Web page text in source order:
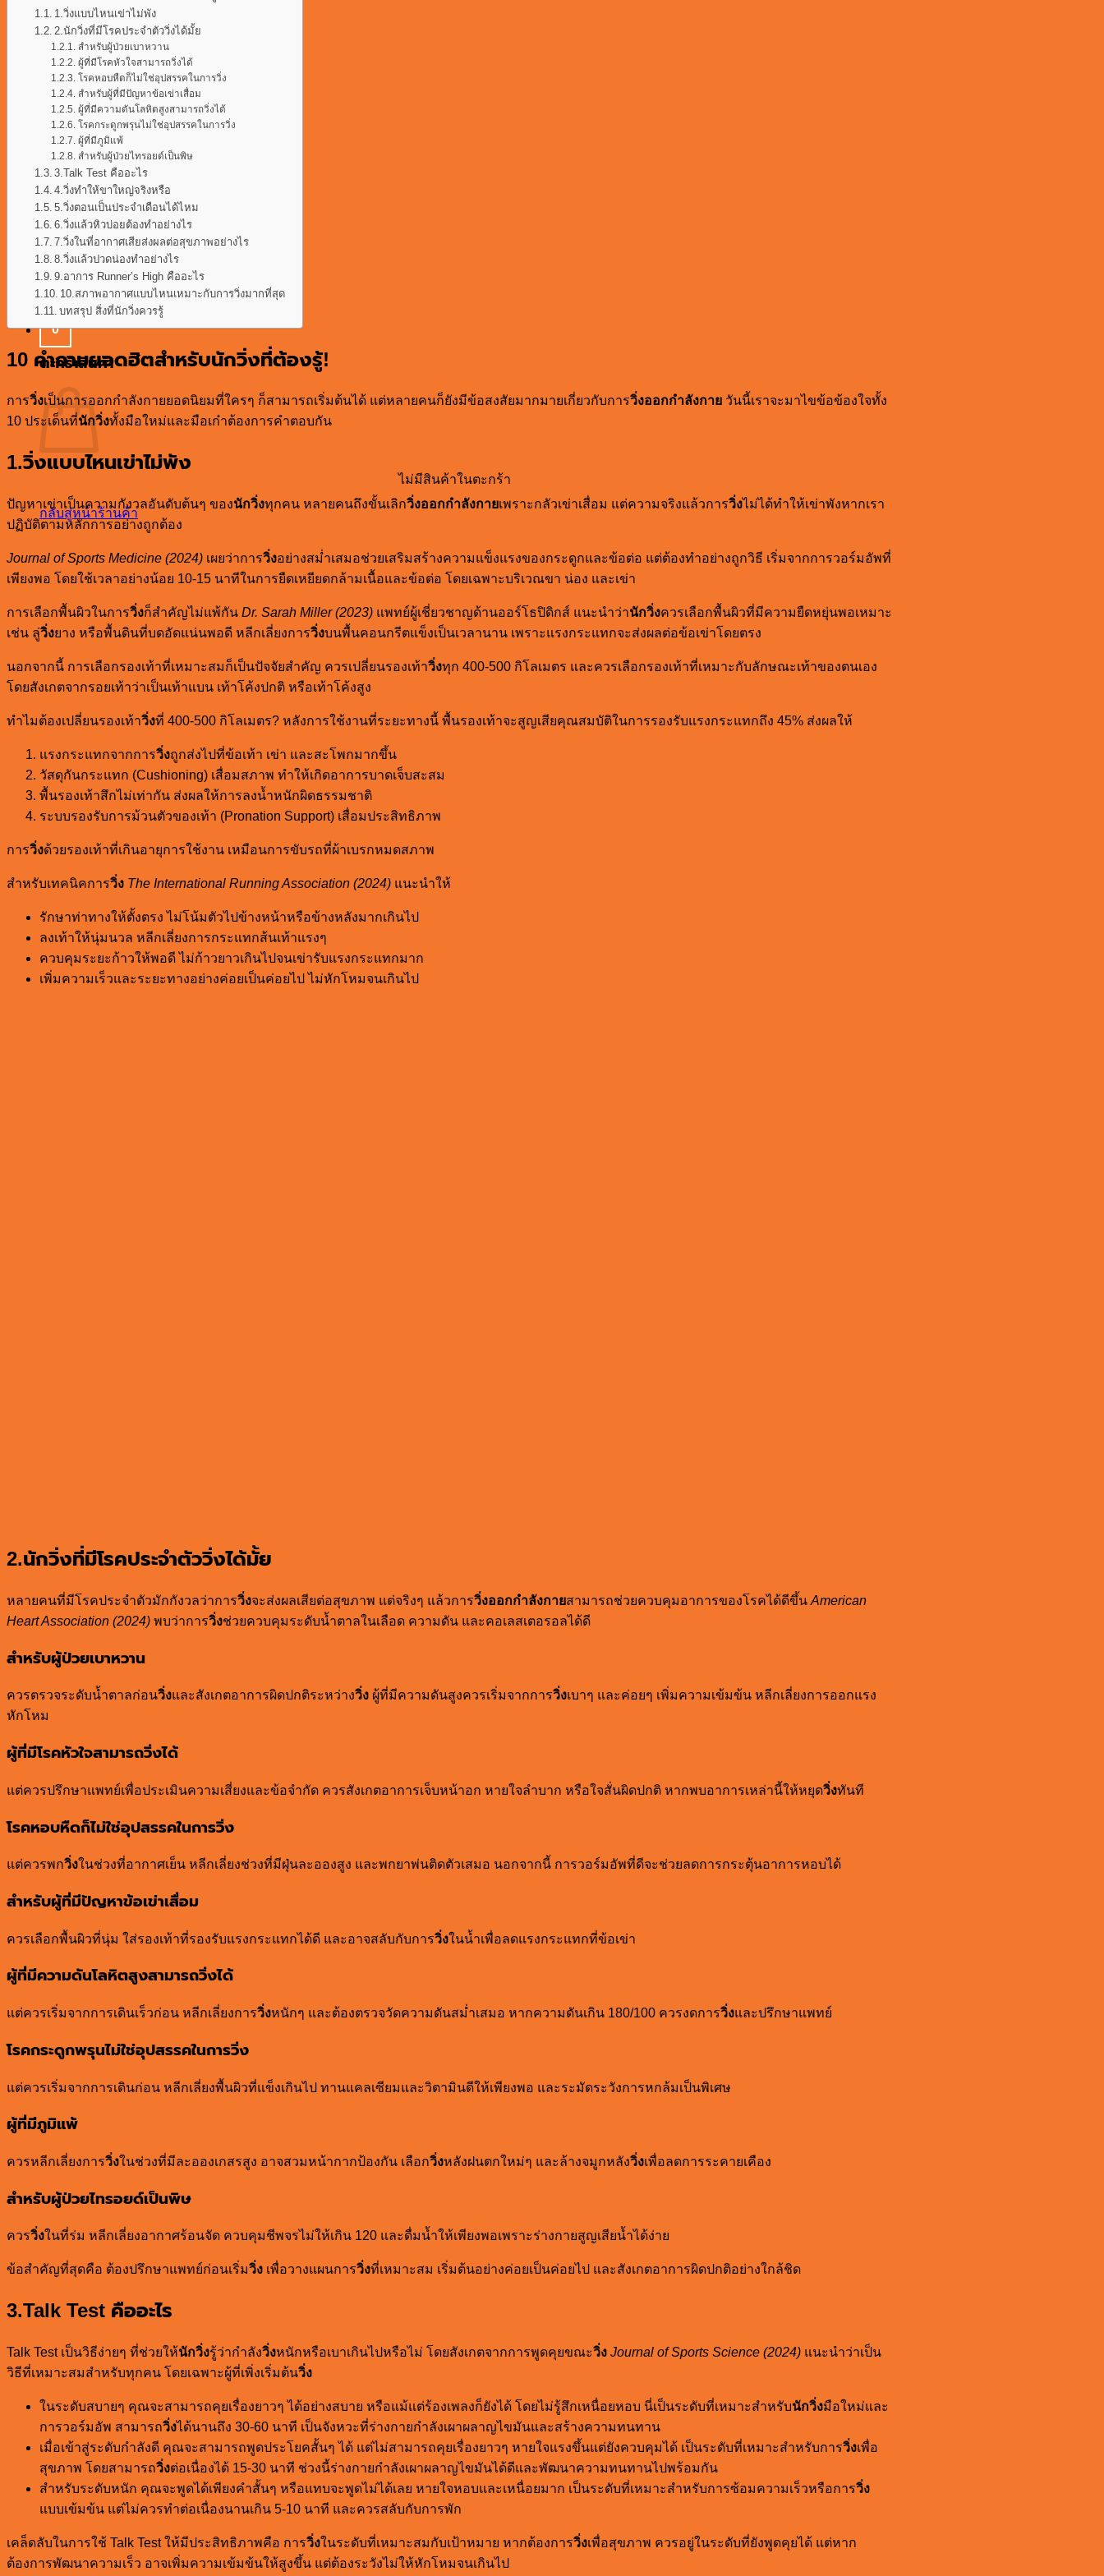
ติดต่อเรา
บทความ
฿ 0
ไม่มีสินค้าในตะกร้า
กลับสู่หน้าร้านค้า
0
ตะกร้าสินค้า
ไม่มีสินค้าในตะกร้า
กลับสู่หน้าร้านค้า
1.วิ่งแบบไหนเข่าไม่พัง
2.นักวิ่งที่มีโรคประจำตัววิ่งได้มั้ย
สำหรับผู้ป่วยเบาหวาน
ผู้ที่มีโรคหัวใจสามารถวิ่งได้
โรคหอบหืดก็ไม่ใช่อุปสรรคในการวิ่ง
สำหรับผู้ที่มีปัญหาข้อเข่าเสื่อม
ผู้ที่มีความดันโลหิตสูงสามารถวิ่งได้
โรคกระดูกพรุนไม่ใช่อุปสรรคในการวิ่ง
ผู้ที่มีภูมิแพ้
สำหรับผู้ป่วยไทรอยด์เป็นพิษ
3.Talk Test คืออะไร
4.วิ่งทำให้ขาใหญ่จริงหรือ
5.วิ่งตอนเป็นประจำเดือนได้ไหม
6.วิ่งแล้วหิวบ่อยต้องทำอย่างไร
7.วิ่งในที่อากาศเสียส่งผลต่อสุขภาพอย่างไร
8.วิ่งแล้วปวดน่องทำอย่างไร
9.อาการ Runner’s High คืออะไร
10.สภาพอากาศแบบไหนเหมาะกับการวิ่งมากที่สุด
บทสรุป สิ่งที่นักวิ่งควรรู้
10 คำถามยอดฮิตสำหรับนักวิ่งที่ต้องรู้!
การวิ่งเป็นการออกกำลังกายยอดนิยมที่ใครๆ ก็สามารถเริ่มต้นได้ แต่หลายคนก็ยังมีข้อสงสัยมากมายเกี่ยวกับการวิ่งออกกำลังกาย วันนี้เราจะมาไขข้อข้องใจทั้ง
10 ประเด็นที่นักวิ่งทั้งมือใหม่และมือเก๋าต้องการคำตอบกัน
1.วิ่งแบบไหนเข่าไม่พัง
ปัญหาเข่าเป็นความกังวลอันดับต้นๆ ของนักวิ่งทุกคน หลายคนถึงขั้นเลิกวิ่งออกกำลังกายเพราะกลัวเข่าเสื่อม แต่ความจริงแล้วการวิ่งไม่ได้ทำให้เข่าพังหากเรา
ปฏิบัติตามหลักการอย่างถูกต้อง
Journal of Sports Medicine (2024) เผยว่าการวิ่งอย่างสม่ำเสมอช่วยเสริมสร้างความแข็งแรงของกระดูกและข้อต่อ แต่ต้องทำอย่างถูกวิธี เริ่มจากการวอร์มอัพที่
เพียงพอ โดยใช้เวลาอย่างน้อย 10-15 นาทีในการยืดเหยียดกล้ามเนื้อและข้อต่อ โดยเฉพาะบริเวณขา น่อง และเข่า
การเลือกพื้นผิวในการวิ่งก็สำคัญไม่แพ้กัน Dr. Sarah Miller (2023) แพทย์ผู้เชี่ยวชาญด้านออร์โธปิดิกส์ แนะนำว่านักวิ่งควรเลือกพื้นผิวที่มีความยืดหยุ่นพอเหมาะ
เช่น ลู่วิ่งยาง หรือพื้นดินที่บดอัดแน่นพอดี หลีกเลี่ยงการวิ่งบนพื้นคอนกรีตแข็งเป็นเวลานาน เพราะแรงกระแทกจะส่งผลต่อข้อเข่าโดยตรง
นอกจากนี้ การเลือกรองเท้าที่เหมาะสมก็เป็นปัจจัยสำคัญ ควรเปลี่ยนรองเท้าวิ่งทุก 400-500 กิโลเมตร และควรเลือกรองเท้าที่เหมาะกับลักษณะเท้าของตนเอง
โดยสังเกตจากรอยเท้าว่าเป็นเท้าแบน เท้าโค้งปกติ หรือเท้าโค้งสูง
ทำไมต้องเปลี่ยนรองเท้าวิ่งที่ 400-500 กิโลเมตร? หลังการใช้งานที่ระยะทางนี้ พื้นรองเท้าจะสูญเสียคุณสมบัติในการรองรับแรงกระแทกถึง 45% ส่งผลให้
แรงกระแทกจากการวิ่งถูกส่งไปที่ข้อเท้า เข่า และสะโพกมากขึ้น
วัสดุกันกระแทก (Cushioning) เสื่อมสภาพ ทำให้เกิดอาการบาดเจ็บสะสม
พื้นรองเท้าสึกไม่เท่ากัน ส่งผลให้การลงน้ำหนักผิดธรรมชาติ
ระบบรองรับการม้วนตัวของเท้า (Pronation Support) เสื่อมประสิทธิภาพ
การวิ่งด้วยรองเท้าที่เกินอายุการใช้งาน เหมือนการขับรถที่ผ้าเบรกหมดสภาพ
สำหรับเทคนิคการวิ่ง The International Running Association (2024) แนะนำให้
รักษาท่าทางให้ตั้งตรง ไม่โน้มตัวไปข้างหน้าหรือข้างหลังมากเกินไป
ลงเท้าให้นุ่มนวล หลีกเลี่ยงการกระแทกส้นเท้าแรงๆ
ควบคุมระยะก้าวให้พอดี ไม่ก้าวยาวเกินไปจนเข่ารับแรงกระแทกมาก
เพิ่มความเร็วและระยะทางอย่างค่อยเป็นค่อยไป ไม่หักโหมจนเกินไป
2.นักวิ่งที่มีโรคประจำตัววิ่งได้มั้ย
หลายคนที่มีโรคประจำตัวมักกังวลว่าการวิ่งจะส่งผลเสียต่อสุขภาพ แต่จริงๆ แล้วการวิ่งออกกำลังกายสามารถช่วยควบคุมอาการของโรคได้ดีขึ้น American
Heart Association (2024) พบว่าการวิ่งช่วยควบคุมระดับน้ำตาลในเลือด ความดัน และคอเลสเตอรอลได้ดี
สำหรับผู้ป่วยเบาหวาน
ควรตรวจระดับน้ำตาลก่อนวิ่งและสังเกตอาการผิดปกติระหว่างวิ่ง ผู้ที่มีความดันสูงควรเริ่มจากการวิ่งเบาๆ และค่อยๆ เพิ่มความเข้มข้น หลีกเลี่ยงการออกแรง
หักโหม
ผู้ที่มีโรคหัวใจสามารถวิ่งได้
แต่ควรปรึกษาแพทย์เพื่อประเมินความเสี่ยงและข้อจำกัด ควรสังเกตอาการเจ็บหน้าอก หายใจลำบาก หรือใจสั่นผิดปกติ หากพบอาการเหล่านี้ให้หยุดวิ่งทันที
โรคหอบหืดก็ไม่ใช่อุปสรรคในการวิ่ง
แต่ควรพกวิ่งในช่วงที่อากาศเย็น หลีกเลี่ยงช่วงที่มีฝุ่นละอองสูง และพกยาพ่นติดตัวเสมอ นอกจากนี้ การวอร์มอัพที่ดีจะช่วยลดการกระตุ้นอาการหอบได้
สำหรับผู้ที่มีปัญหาข้อเข่าเสื่อม
ควรเลือกพื้นผิวที่นุ่ม ใส่รองเท้าที่รองรับแรงกระแทกได้ดี และอาจสลับกับการวิ่งในน้ำเพื่อลดแรงกระแทกที่ข้อเข่า
ผู้ที่มีความดันโลหิตสูงสามารถวิ่งได้
แต่ควรเริ่มจากการเดินเร็วก่อน หลีกเลี่ยงการวิ่งหนักๆ และต้องตรวจวัดความดันสม่ำเสมอ หากความดันเกิน 180/100 ควรงดการวิ่งและปรึกษาแพทย์
โรคกระดูกพรุนไม่ใช่อุปสรรคในการวิ่ง
แต่ควรเริ่มจากการเดินก่อน หลีกเลี่ยงพื้นผิวที่แข็งเกินไป ทานแคลเซียมและวิตามินดีให้เพียงพอ และระมัดระวังการหกล้มเป็นพิเศษ
ผู้ที่มีภูมิแพ้
ควรหลีกเลี่ยงการวิ่งในช่วงที่มีละอองเกสรสูง อาจสวมหน้ากากป้องกัน เลือกวิ่งหลังฝนตกใหม่ๆ และล้างจมูกหลังวิ่งเพื่อลดการระคายเคือง
สำหรับผู้ป่วยไทรอยด์เป็นพิษ
ควรวิ่งในที่ร่ม หลีกเลี่ยงอากาศร้อนจัด ควบคุมชีพจรไม่ให้เกิน 120 และดื่มน้ำให้เพียงพอเพราะร่างกายสูญเสียน้ำได้ง่าย
ข้อสำคัญที่สุดคือ ต้องปรึกษาแพทย์ก่อนเริ่มวิ่ง เพื่อวางแผนการวิ่งที่เหมาะสม เริ่มต้นอย่างค่อยเป็นค่อยไป และสังเกตอาการผิดปกติอย่างใกล้ชิด
3.Talk Test คืออะไร
Talk Test เป็นวิธีง่ายๆ ที่ช่วยให้นักวิ่งรู้ว่ากำลังวิ่งหนักหรือเบาเกินไปหรือไม่ โดยสังเกตจากการพูดคุยขณะวิ่ง Journal of Sports Science (2024) แนะนำว่าเป็น
วิธีที่เหมาะสมสำหรับทุกคน โดยเฉพาะผู้ที่เพิ่งเริ่มต้นวิ่ง
ในระดับสบายๆ คุณจะสามารถคุยเรื่องยาวๆ ได้อย่างสบาย หรือแม้แต่ร้องเพลงก็ยังได้ โดยไม่รู้สึกเหนื่อยหอบ นี่เป็นระดับที่เหมาะสำหรับนักวิ่งมือใหม่และ
การวอร์มอัพ สามารถวิ่งได้นานถึง 30-60 นาที เป็นจังหวะที่ร่างกายกำลังเผาผลาญไขมันและสร้างความทนทาน
เมื่อเข้าสู่ระดับกำลังดี คุณจะสามารถพูดประโยคสั้นๆ ได้ แต่ไม่สามารถคุยเรื่องยาวๆ หายใจแรงขึ้นแต่ยังควบคุมได้ เป็นระดับที่เหมาะสำหรับการวิ่งเพื่อ
สุขภาพ โดยสามารถวิ่งต่อเนื่องได้ 15-30 นาที ช่วงนี้ร่างกายกำลังเผาผลาญไขมันได้ดีและพัฒนาความทนทานไปพร้อมกัน
สำหรับระดับหนัก คุณจะพูดได้เพียงคำสั้นๆ หรือแทบจะพูดไม่ได้เลย หายใจหอบและเหนื่อยมาก เป็นระดับที่เหมาะสำหรับการซ้อมความเร็วหรือการวิ่ง
แบบเข้มข้น แต่ไม่ควรทำต่อเนื่องนานเกิน 5-10 นาที และควรสลับกับการพัก
เคล็ดลับในการใช้ Talk Test ให้มีประสิทธิภาพคือ การวิ่งในระดับที่เหมาะสมกับเป้าหมาย หากต้องการวิ่งเพื่อสุขภาพ ควรอยู่ในระดับที่ยังพูดคุยได้ แต่หาก
ต้องการพัฒนาความเร็ว อาจเพิ่มความเข้มข้นให้สูงขึ้น แต่ต้องระวังไม่ให้หักโหมจนเกินไป